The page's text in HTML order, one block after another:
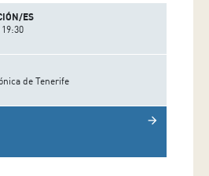
ES
de Tenerife
arrow_forward